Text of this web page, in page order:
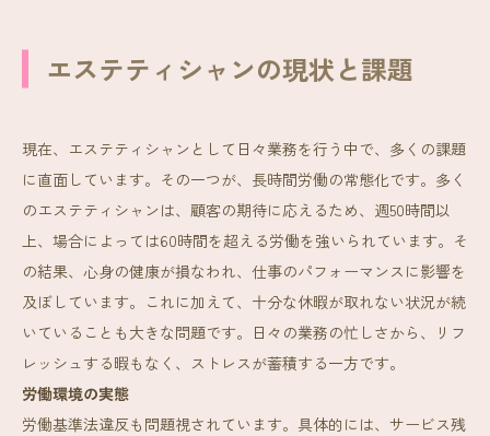
エステティシャンの現状と課題
現在、エステティシャンとして日々業務を行う中で、多くの課題
に直面しています。その一つが、長時間労働の常態化です。多く
のエステティシャンは、顧客の期待に応えるため、週50時間以
上、場合によっては60時間を超える労働を強いられています。そ
の結果、心身の健康が損なわれ、仕事のパフォーマンスに影響を
及ぼしています。これに加えて、十分な休暇が取れない状況が続
いていることも大きな問題です。日々の業務の忙しさから、リフ
レッシュする暇もなく、ストレスが蓄積する一方です。
労働環境の実態
労働基準法違反も問題視されています。具体的には、サービス残